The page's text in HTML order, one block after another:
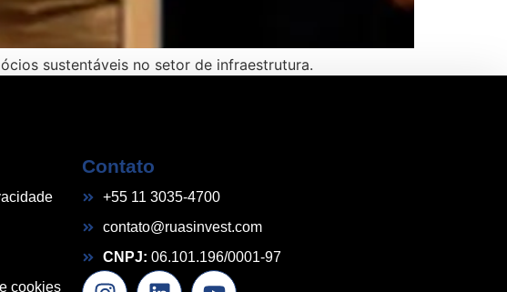
sustentáveis no setor de infraestrutura.
cookies
Contato
+55 11 3035-4700
contato@ruasinvest.com
CNPJ: 06.101.196/0001-97